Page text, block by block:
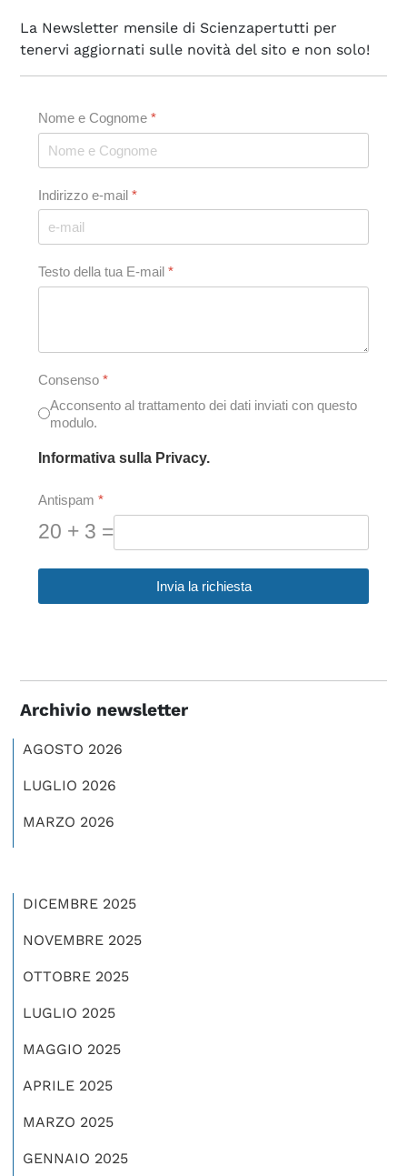
La Newsletter mensile di Scienzapertutti per
tenervi aggiornati sulle novità del sito e non solo!
Nome e Cognome *
Indirizzo e-mail *
Testo della tua E-mail *
Consenso *
Acconsento al trattamento dei dati inviati con questo
modulo.
Informativa sulla Privacy.
Antispam *
20 + 3 =
Invia la richiesta
Archivio newsletter
AGOSTO 2026
LUGLIO 2026
MARZO 2026
DICEMBRE 2025
NOVEMBRE 2025
OTTOBRE 2025
LUGLIO 2025
MAGGIO 2025
APRILE 2025
MARZO 2025
GENNAIO 2025